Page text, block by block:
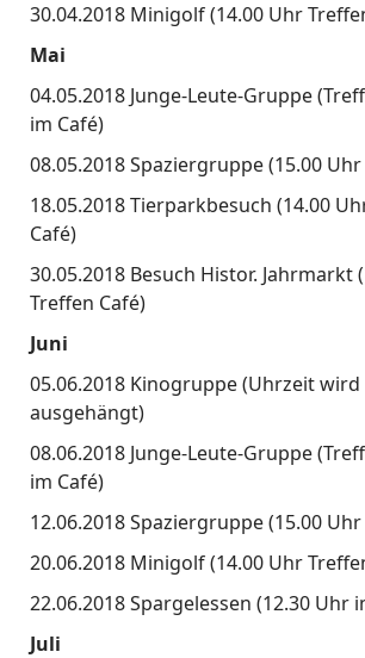
30.04.2018 Minigolf (14.00 Uhr
Mai
04.05.2018 Junge-Leute-Gruppe
im Café)
08.05.2018 Spaziergruppe (15.00
18.05.2018 Tierparkbesuch (14.00
Café)
30.05.2018 Besuch Histor. Jahrmarkt
Treffen Café)
Juni
05.06.2018 Kinogruppe (Uhrzeit
ausgehängt)
08.06.2018 Junge-Leute-Gruppe
im Café)
12.06.2018 Spaziergruppe (15.00
20.06.2018 Minigolf (14.00 Uhr
22.06.2018 Spargelessen (12.30 Uhr
Juli